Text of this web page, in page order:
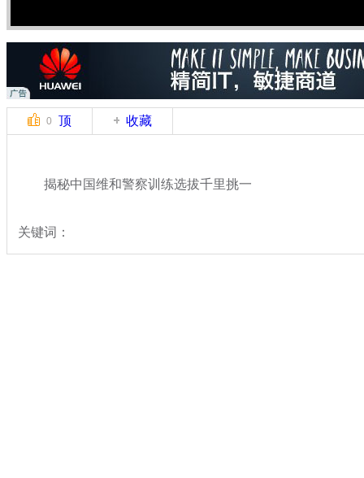
0 顶 收藏
揭秘中国维和警察训练选拔千里挑一
关键词：